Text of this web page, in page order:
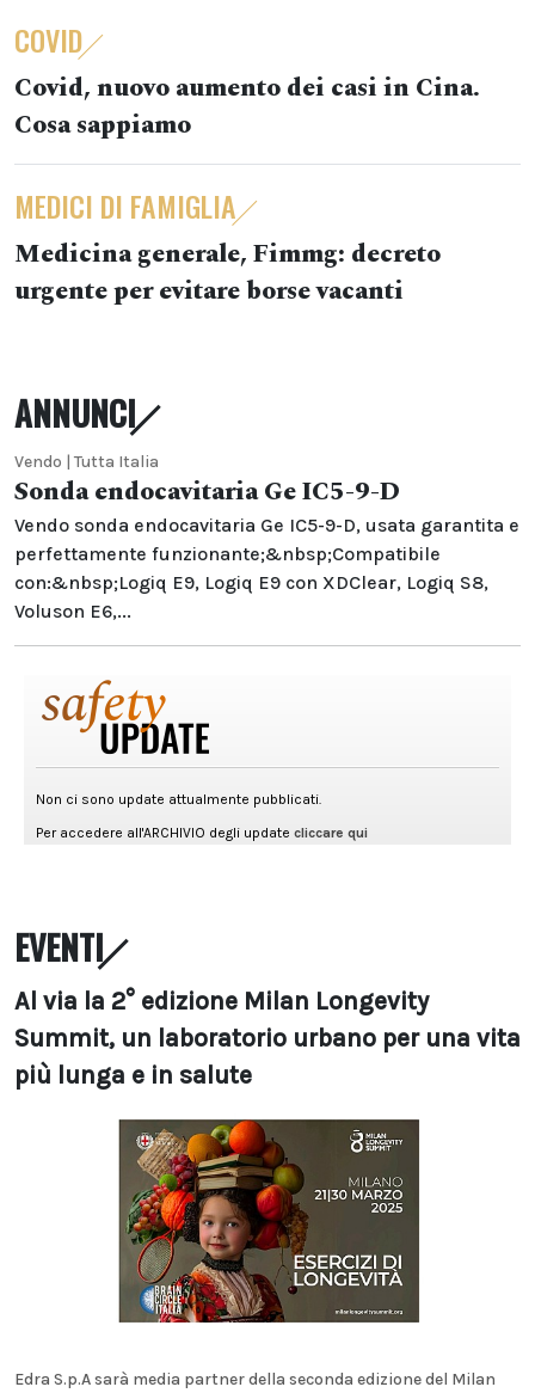
COVID
Covid, nuovo aumento dei casi in Cina.
Cosa sappiamo
MEDICI DI FAMIGLIA
Medicina generale, Fimmg: decreto
urgente per evitare borse vacanti
ANNUNCI
Vendo | Tutta Italia
Sonda endocavitaria Ge IC5-9-D
Vendo sonda endocavitaria Ge IC5-9-D, usata garantita e
perfettamente funzionante;&nbsp;Compatibile
con:&nbsp;Logiq E9, Logiq E9 con XDClear, Logiq S8,
Voluson E6,...
EVENTI
Al via la 2° edizione Milan Longevity
Summit, un laboratorio urbano per una vita
più lunga e in salute
Edra S.p.A sarà media partner della seconda edizione del Milan